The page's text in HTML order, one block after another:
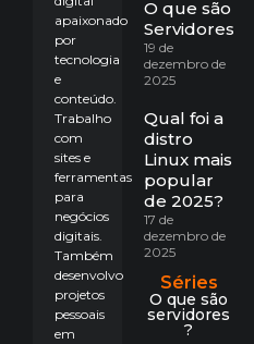
apaixonado
por
tecnologia
e
conteúdo.
Trabalho
com
sites e
ferramentas
para
negócios
digitais.
Também
desenvolvo
projetos
pessoais
em
O que são
Servidores?
19 de
dezembro de
2025
Qual foi a
distro
Linux mais
popular
de 2025?
17 de
dezembro de
2025
Séries
O que são
servidores
?